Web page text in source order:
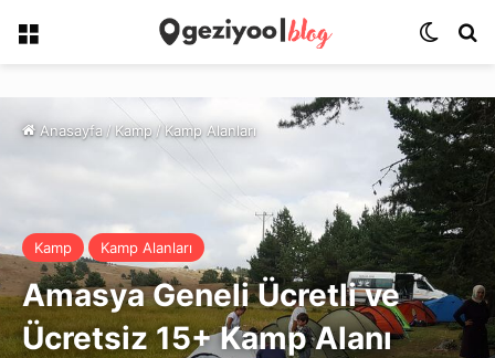
Menü Dış
Anasayfa/Kamp/Kamp Alanları
Kamp Kamp Alanları
Amasya Geneli Ücretli ve
Ücretsiz 15+ Kamp Alanı